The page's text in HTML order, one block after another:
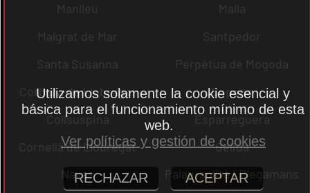
Manlleu
Malla
Malgrat de Mar
Santpedor
Santa Susanna
Perpètua de Mogoda
Corbera de Llobregat
Copons
Collsuspina
Esparreguera
Cornellà de Llobregat
Gelida
Navas
Palau-solità i Plegamans
Utilizamos solamente la cookie esencial y
básica para el funcionamiento mínimo de esta
web.
Ver políticas y gestión de cookies
RECHAZAR ACEPTAR